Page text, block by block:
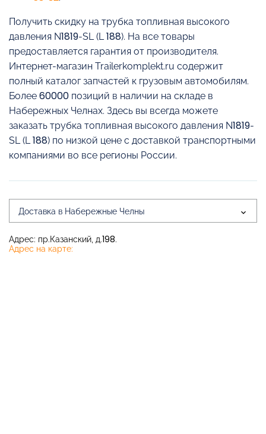
Получить скидку на трубка топливная высокого
давления N1819-SL (L 188). На все товары
предоставляется гарантия от производителя.
Интернет-магазин Trailerkomplekt.ru содержит
полный каталог запчастей к грузовым автомобилям.
Более 60000 позиций в наличии на складе в
Набережных Челнах. Здесь вы всегда можете
заказать трубка топливная высокого давления N1819-
SL (L 188) по низкой цене с доставкой транспортными
компаниями во все регионы России.
Доставка в Набережные Челны
Адрес: пр.Казанский, д.198.
Адрес на карте: